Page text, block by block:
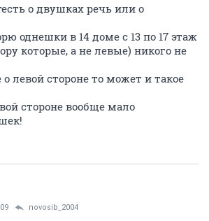
о двушках речь или о
однешки в 14 доме с 13 по 17 этаж
которые, а не левые) никого не
левой стороне то может и такое
стороне вообще мало
novosib_2004